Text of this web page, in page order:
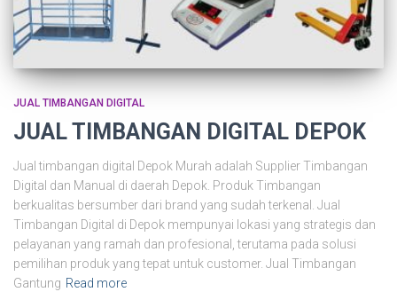
JUAL TIMBANGAN DIGITAL
JUAL TIMBANGAN DIGITAL DEPOK
Jual timbangan digital Depok Murah adalah Supplier Timbangan
Digital dan Manual di daerah Depok. Produk Timbangan
berkualitas bersumber dari brand yang sudah terkenal. Jual
Timbangan Digital di Depok mempunyai lokasi yang strategis dan
pelayanan yang ramah dan profesional, terutama pada solusi
pemilihan produk yang tepat untuk customer. Jual Timbangan
Gantung Read more